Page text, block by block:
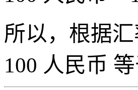
所以，根据
100 人民币